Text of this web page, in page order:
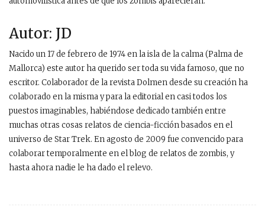
Autor: JD
Nacido un 17 de febrero de 1974 en la isla de la calma (Palma de
Mallorca) este autor ha querido ser toda su vida famoso, que no
escritor. Colaborador de la revista Dolmen desde su creación ha
colaborado en la misma y para la editorial en casi todos los
puestos imaginables, habiéndose dedicado también entre
muchas otras cosas relatos de ciencia-ficción basados en el
universo de Star Trek. En agosto de 2009 fue convencido para
colaborar temporalmente en el blog de relatos de zombis, y
hasta ahora nadie le ha dado el relevo.